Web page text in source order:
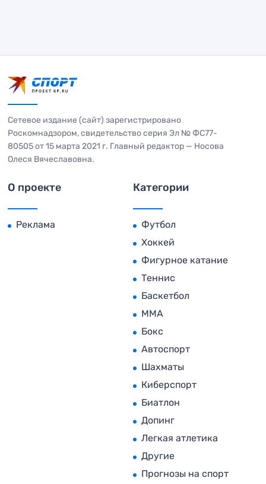
Сетевое издание (сайт) зарегистрировано
Роскомнадзором, свидетельство серия Эл № ФС77-
80505 от 15 марта 2021 г. Главный редактор — Носова
Олеся Вячеславовна.
О проекте
Реклама
Категории
Футбол
Хоккей
Фигурное катание
Теннис
Баскетбол
MMA
Бокс
Автоспорт
Шахматы
Киберспорт
Биатлон
Допинг
Легкая атлетика
Другие
Прогнозы на спорт